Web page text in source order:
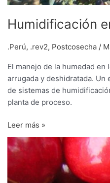
Humidificación
.Perú, .rev2, Postcosecha /
El manejo de la humedad
arrugada y deshidratada.
de sistemas de
planta de proceso.
Leer más »
La
batalla
la